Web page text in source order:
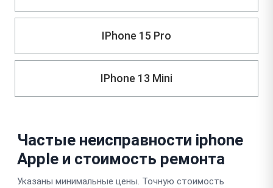
IPhone 15 Pro
IPhone 13 Mini
Частые неисправности iphone
Apple и стоимость ремонта
Указаны минимальные цены. Точную стоимость